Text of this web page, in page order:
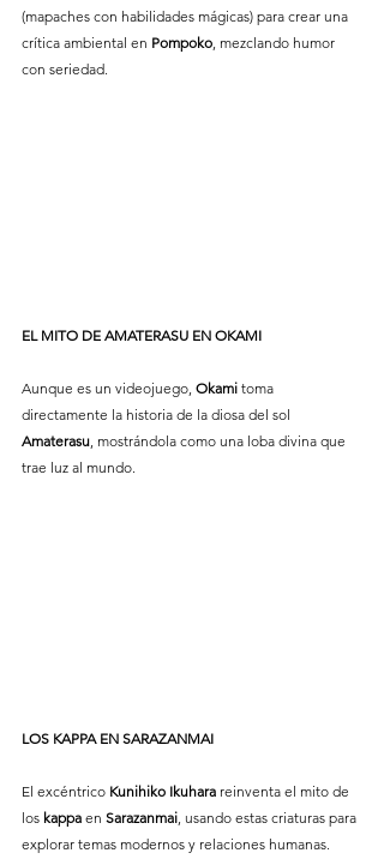
(mapaches con habilidades mágicas) para crear una
crítica ambiental en Pompoko , mezclando humor
con seriedad.
EL MITO DE AMATERASU EN OKAMI
Aunque es un videojuego, Okami toma
directamente la historia de la diosa del sol
Amaterasu, mostrándola como una loba divina que
trae luz al mundo.
LOS KAPPA EN SARAZANMAI
El excéntrico Kunihiko Ikuhara reinventa el mito de
los kappa en Sarazanmai , usando estas criaturas para
explorar temas modernos y relaciones humanas.